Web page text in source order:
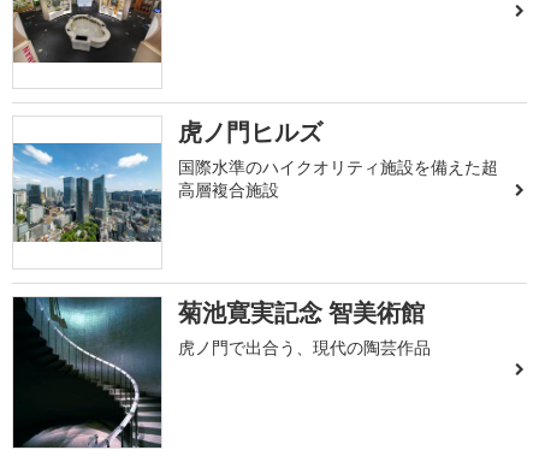
虎ノ門ヒルズ
国際水準のハイクオリティ施設を備えた超
高層複合施設
菊池寛実記念 智美術館
虎ノ門で出合う、現代の陶芸作品